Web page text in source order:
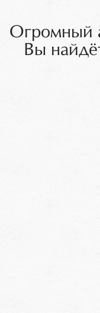
Огромный
Вы